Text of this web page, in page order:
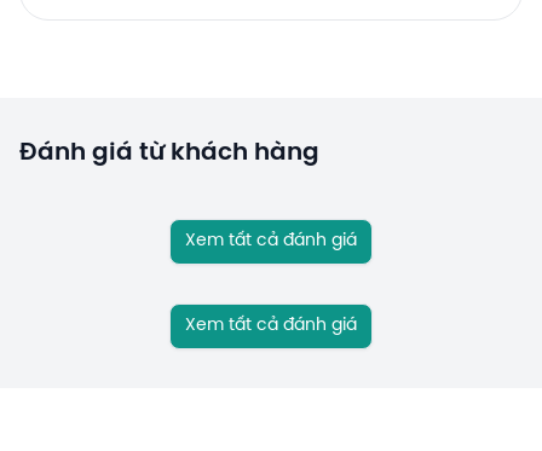
Đánh giá từ khách hàng
Xem tất cả đánh giá
Xem tất cả đánh giá